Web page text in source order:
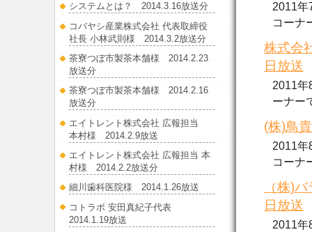
2011年
コーナ
株式会
日放送
2011年
ーナー
(株)鳥
2011年
コーナ
（株)
日放送
2011年
システムとは？ 2014.3.16放送分
コバヤシ産業株式会社 代表取締役
社長 小林武則様 2014.3.2放送分
茶寮つぼ市製茶本舗様 2014.2.23
放送分
茶寮つぼ市製茶本舗様 2014.2.16
放送分
エイトレント株式会社 広報担当
本村様 2014.2.9放送
エイトレント株式会社 広報担当 本
村様 2014.2.2放送分
細川歯科医院様 2014.1.26放送
コトラボ 安田真紀子代表
2014.1.19放送